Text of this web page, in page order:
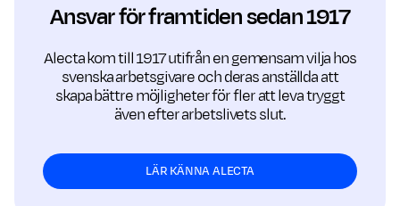
Ansvar för framtiden sedan 1917
Alecta kom till 1917 utifrån en gemensam vilja hos
svenska arbets­givare och deras anställda att
skapa bättre möjligheter för fler att leva tryggt
även efter arbetslivets slut.
LÄR KÄNNA ALECTA